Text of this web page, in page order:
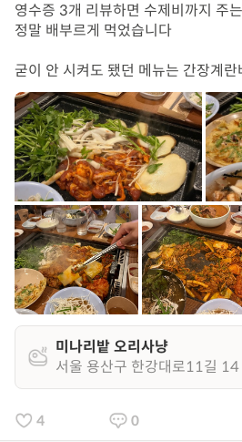
영수증 3개 리뷰하면 수제비까지 주
정말 배부르게 먹었습니다
굳이 안 시켜도 됐던 메뉴는 간장계란
미나리밭 오리사냥
서울 용산구 한강대로11길
4 0